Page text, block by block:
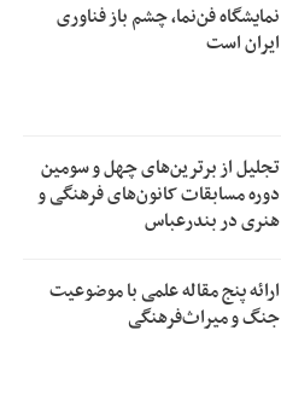
نمایشگاه فن‌نما، چشم باز فناوری
ایران است
تجلیل از بر‌ترین‌های چهل و سومین
دوره مسابقات کانون‌های فرهنگی و
هنری در بندرعباس
ارائه پنج مقاله علمی با موضوعیت
جنگ و میراث‌فرهنگی